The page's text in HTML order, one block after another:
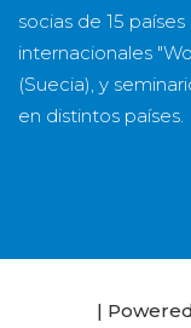
socias de 15 países
internacionales
(Suecia), y
en distintos países.
|